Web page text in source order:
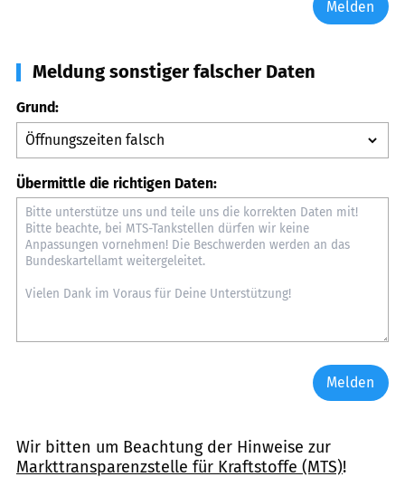
Melden
Meldung sonstiger falscher Daten
Grund:
Übermittle die richtigen Daten:
Melden
Wir bitten um Beachtung der Hinweise zur
Markttransparenzstelle für Kraftstoffe (MTS)!